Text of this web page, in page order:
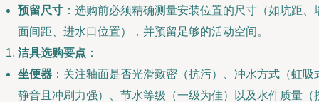
预留尺寸 ：选购前必须精确测量安装位置的尺寸（如坑距、
面间距、进水口位置），并预留足够的活动空间。
洁具选购要点 ：
坐便器 ：关注釉面是否光滑致密（抗污）、冲水方式（虹吸
静音且冲刷力强）、节水等级（一级为佳）以及水件质量（